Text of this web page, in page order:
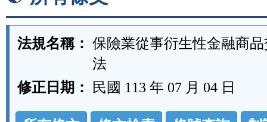
法規名稱： 保險業從事衍生性金融商
法
修正日期：
民國 113 年 07 月 04 日
法